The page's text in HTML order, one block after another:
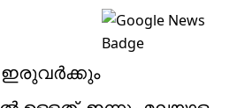
ഇരുവർക്കും